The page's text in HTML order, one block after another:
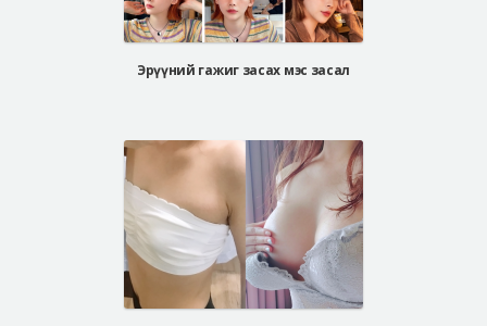
Эрүүний гажиг засах мэс засал